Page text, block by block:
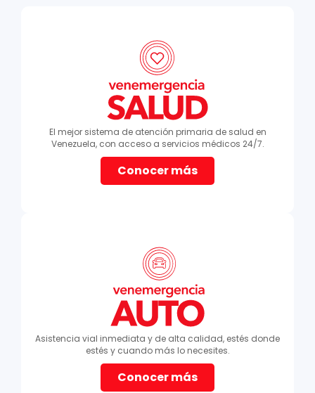
El mejor sistema de atención primaria de salud en
Venezuela, con acceso a servicios médicos 24/7.
Conocer más
Asistencia vial inmediata y de alta calidad, estés donde
estés y cuando más lo necesites.
Conocer más